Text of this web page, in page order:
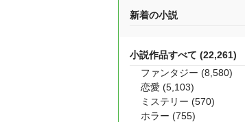
新着の小説
小説作品すべて (22,261)
ファンタジー (8,580)
恋愛 (5,103)
ミステリー (570)
ホラー (755)